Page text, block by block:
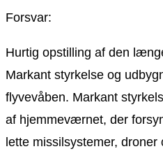
Forsvar:
Hurtig opstilling af den
Markant styrkelse og
flyvevåben. Markant
af hjemmeværnet, der
lette missilsystemer,